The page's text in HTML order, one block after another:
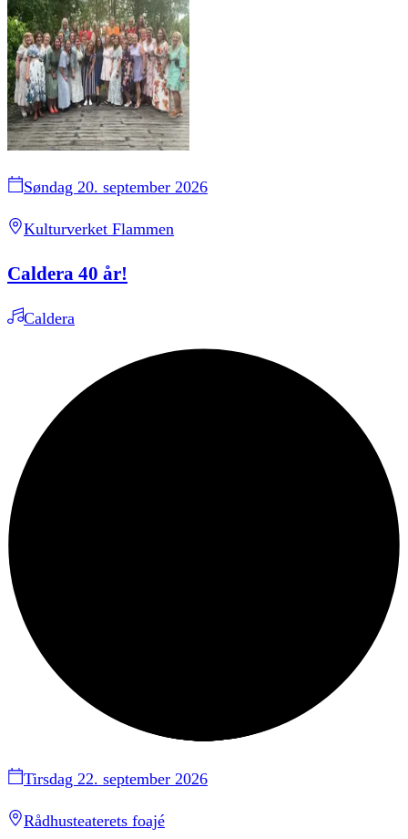
Søndag 20. september 2026
Kulturverket Flammen
Caldera 40 år!
Caldera
Tirsdag 22. september 2026
Rådhusteaterets foajé